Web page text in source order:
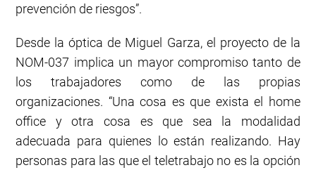
prevención de riesgos”.
Desde la óptica de Miguel Garza, el proyecto de la
NOM-037 implica un mayor compromiso tanto de
los trabajadores como de las propias
organizaciones. “Una cosa es que exista el home
office y otra cosa es que sea la modalidad
adecuada para quienes lo están realizando. Hay
personas para las que el teletrabajo no es la opción